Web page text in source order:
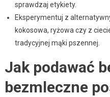
sprawdzaj etykiety.
Eksperymentuj z
kokosowa, ryżowa czy z
tradycyjnej mąki pszennej.
Jak podawać
bezmleczne